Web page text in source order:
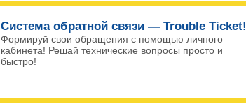
Система обратной связи — Trouble Ticket!
Формируй свои обращения с помощью личного
кабинета! Решай технические вопросы просто и
быстро!